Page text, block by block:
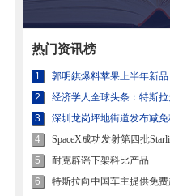
热门资讯榜
1
郭明錤爆料苹果上半年新品
2
经济学人全球头条：特斯
3
深圳龙岗坪地街道发布减
4
SpaceX成功发射第四批
5
耐克辟谣下架科比产品
6
特斯拉向中国车主提供免